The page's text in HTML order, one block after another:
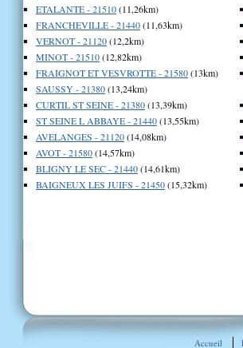
ETALANTE - 21510(11,26km)
FRANCHEVILLE - 21440(11,63km)
VERNOT - 21120(12,2km)
MINOT - 21510(12,82km)
FRAIGNOT ET VESVROTTE - 21580(13km)
SAUSSY - 21380(13,24km)
CURTIL ST SEINE - 21380(13,39km)
ST SEINE L ABBAYE - 21440(13,55km)
AVELANGES - 21120(14,08km)
AVOT - 21580(14,57km)
BLIGNY LE SEC - 21440(14,61km)
BAIGNEUX LES JUIFS - 21450(15,32km)
Accueil